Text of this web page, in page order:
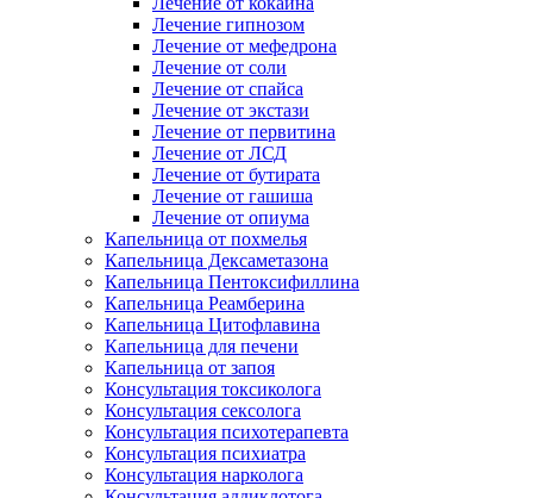
Лечение гипнозом
Лечение от мефедрона
Лечение от соли
Лечение от спайса
Лечение от экстази
Лечение от первитина
Лечение от ЛСД
Лечение от бутирата
Лечение от гашиша
Лечение от опиума
Капельница от похмелья
Капельница Дексаметазона
Капельница Пентоксифиллина
Капельница Реамберина
Капельница Цитофлавина
Капельница для печени
Капельница от запоя
Консультация токсиколога
Консультация сексолога
Консультация психотерапевта
Консультация психиатра
Консультация нарколога